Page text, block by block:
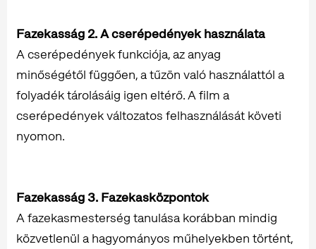
Fazekasság 2. A cserépedények használata
A cserépedények funkciója, az anyag
minőségétől függően, a tűzön való használattól a
folyadék tárolásáig igen eltérő. A film a
cserépedények változatos felhasználását követi
nyomon.
Fazekasság 3. Fazekasközpontok
A fazekasmesterség tanulása korábban mindig
közvetlenül a hagyományos műhelyekben történt,